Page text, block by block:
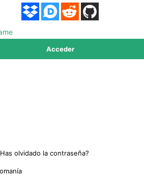
olvidado la contraseña?